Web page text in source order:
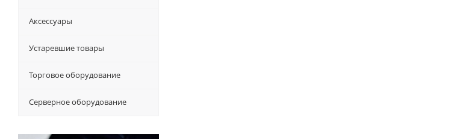
Аксессуары
Устаревшие товары
Торговое оборудование
Серверное оборудование